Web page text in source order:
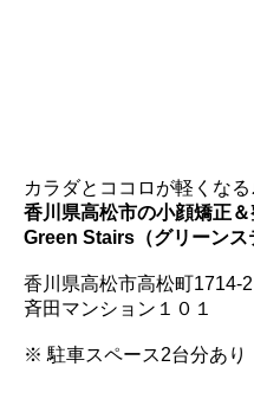
カラダとココロが軽くなる
香川県高松市の小顔矯正
Green Stairs（グリーンス
香川県高松市高松町1714-2
斉田マンション１０１
※ 駐車スペース2台分あり